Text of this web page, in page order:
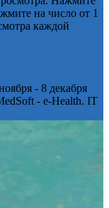
на число от 1
каждой
- 8 декабря
- e-Health. IT